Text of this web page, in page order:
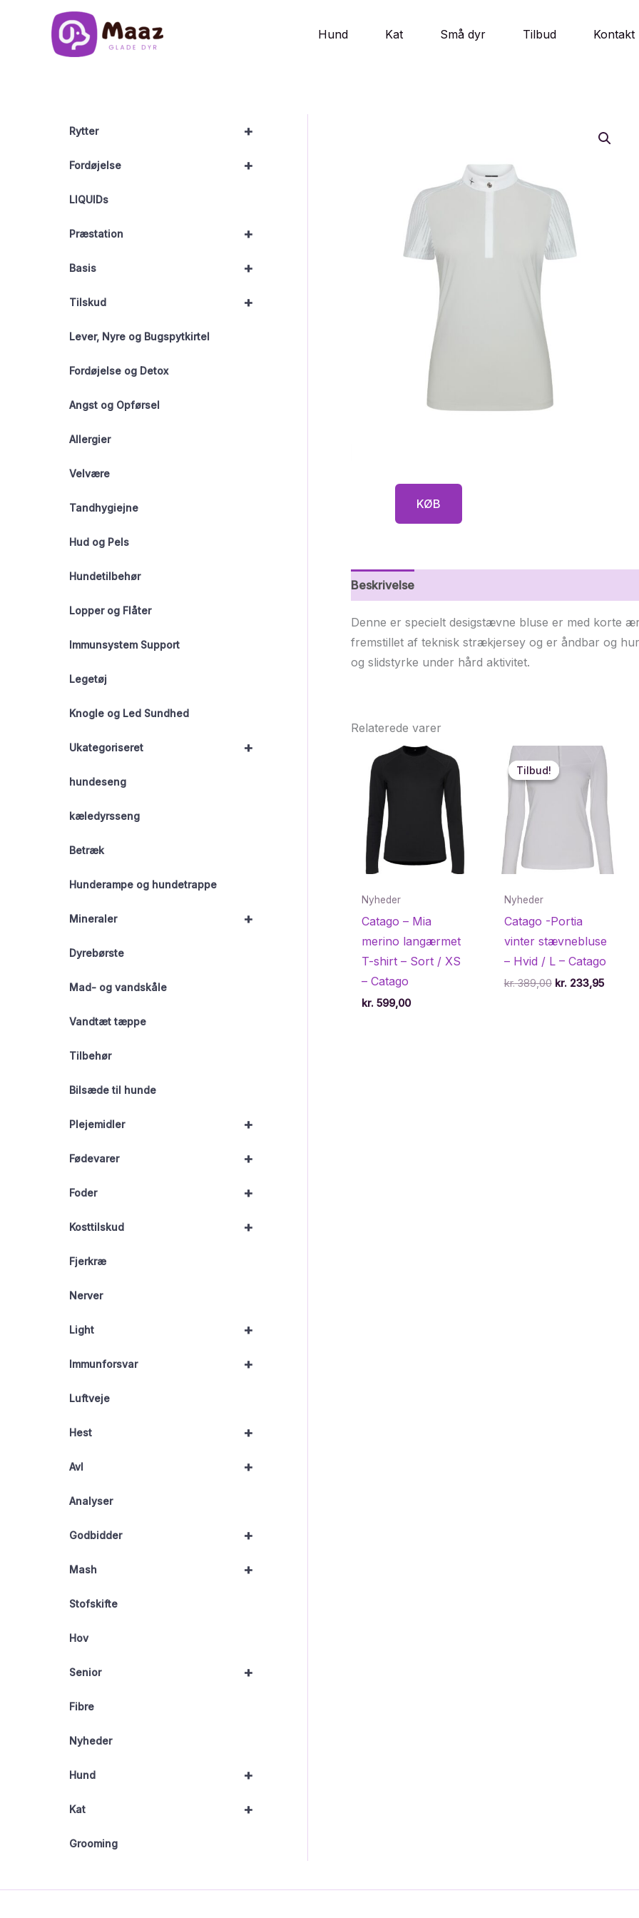
Hund Kat Små dyr Tilbud Kontakt
+
Rytter
+
Fordøjelse
LIQUIDs
+
Præstation
+
Basis
+
Tilskud
Lever, Nyre og Bugspytkirtel
Fordøjelse og Detox
Angst og Opførsel
Allergier
Velvære
Tandhygiejne
Hud og Pels
Hundetilbehør
Lopper og Flåter
Immunsystem Support
Legetøj
Knogle og Led Sundhed
+
Ukategoriseret
hundeseng
kæledyrsseng
Betræk
Hunderampe og hundetrappe
+
Mineraler
Dyrebørste
Mad- og vandskåle
Vandtæt tæppe
Tilbehør
Bilsæde til hunde
+
Plejemidler
+
Fødevarer
+
Foder
+
Kosttilskud
Fjerkræ
Nerver
+
Light
+
Immunforsvar
Luftveje
+
Hest
+
Avl
Analyser
+
Godbidder
+
Mash
Stofskifte
Hov
+
Senior
Fibre
Nyheder
+
Hund
+
Kat
Grooming
KØB
Beskrivelse
Denne er specielt desigstævne bluse er med korte
fremstillet af teknisk strækjersey og er åndbar og
og slidstyrke under hård aktivitet.
Relaterede varer
Nyheder
Catago – Mia
merino langærmet
T-shirt – Sort / XS
– Catago
kr. 599,00
Tilbud!
Tilbud!
Nyheder
Catago -Portia
vinter stævnebluse
– Hvid / L – Catago
kr.389,00 Den
kr.233,95Den